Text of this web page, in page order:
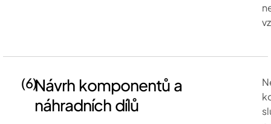
(6)Návrh komponentů a
náhradních dílů